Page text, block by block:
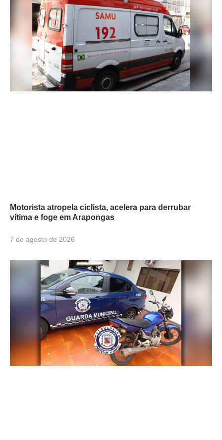
Motorista atropela ciclista, acelera para derrubar
vítima e foge em Arapongas
7 de agosto de 2026